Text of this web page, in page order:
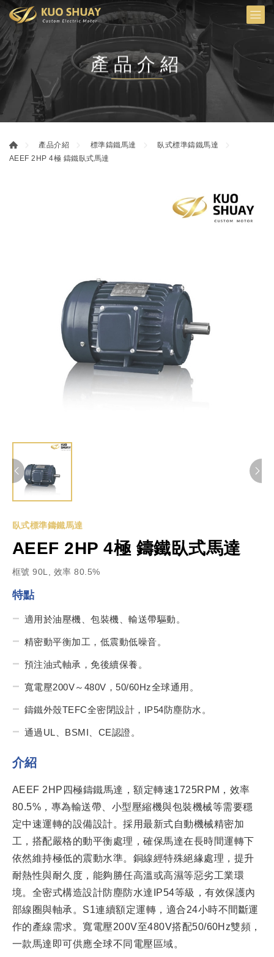
產品介紹
產品介紹 標準鑄鐵馬達
臥式標準鑄鐵馬達
AEEF 2HP 4極 鑄鐵臥式馬達
臥式標準鑄鐵馬達
AEEF 2HP 4極 鑄鐵臥式馬達
框號 90L, 效率 80.5%
特點
適用於油壓機、包裝機、輸送帶驅動。
精密動平衡加工，低震動低噪音。
預注油式軸承，免後續保養。
寬電壓200V～480V，50/60Hz全球通用。
鑄鐵外殼TEFC全密閉設計，IP54防塵防水。
通過UL、BSMI、CE認證。
介紹
AEEF 2HP四極鑄鐵馬達，額定轉速1725RPM，效率
80.5%，專為輸送帶、小型壓縮機與包裝機械等需要穩
定中速運轉的設備設計。採用最新式自動機械精密加
工，搭配嚴格的動平衡處理，確保馬達在長時間運轉下
依然維持極低的震動水準。銅線經特殊絕緣處理，提升
耐熱性與耐久度，能夠勝任高溫或高濕等惡劣工業環
境。全密式構造設計防塵防水達IP54等級，有效保護內
部線圈與軸承。S1連續額定運轉，適合24小時不間斷運
作的產線需求。寬電壓200V至480V搭配50/60Hz雙頻，
一款馬達即可供應全球不同電壓區域。